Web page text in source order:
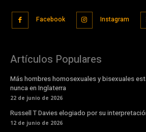
Facebook Instagram
Artículos Populares
Más hombres homosexuales y bisexuales
nunca en Inglaterra
22 de junio de 2026
Russell T Davies elogiado por su
12 de junio de 2026